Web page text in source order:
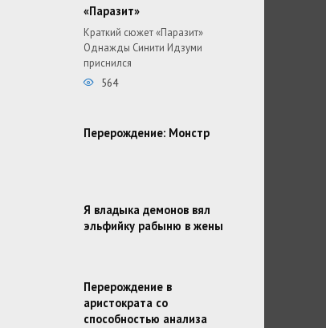
«Паразит»
Краткий сюжет «Паразит»
Однажды Синити Идзуми
приснился
564
Перерождение: Монстр
Я владыка демонов вял
эльфийку рабыню в жены
Перерождение в
аристократа со
способностью анализа